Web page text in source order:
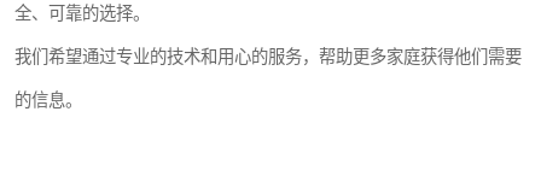
全、可靠的选择。
我们希望通过专业的技术和用心的服务，帮助更多家庭获得他们需要
的信息。